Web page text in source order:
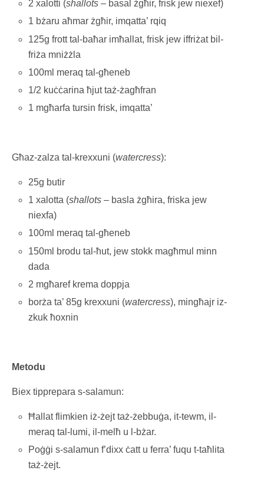
2 xalotti (shallots – basal żgħir, frisk jew niexef)
1 bżaru aħmar żgħir, imqatta’ rqiq
125g frott tal-baħar imħallat, frisk jew iffriżat bil-
friża mniżżla
100ml meraq tal-għeneb
1/2 kuċċarina ħjut taż-żagħfran
1 mgħarfa tursin frisk, imqatta’
Għaz-zalza tal-krexxuni (watercress):
25g butir
1 xalotta (shallots– basla żgħira, friska jew
niexfa)
100ml meraq tal-għeneb
150ml brodu tal-ħut, jew stokk magħmul minn
dada
2 mgħaref krema doppja
borża ta’ 85g krexxuni (watercress), mingħajr iz-
zkuk ħoxnin
Metodu
Biex tipprepara s-salamun:
Ħallat flimkien iż-żejt taż-żebbuġa, it-tewm, il-
meraq tal-lumi, il-melħ u l-bżar.
Poġġi s-salamun f’dixx ċatt u ferra’ fuqu t-taħlita
taż-żejt.